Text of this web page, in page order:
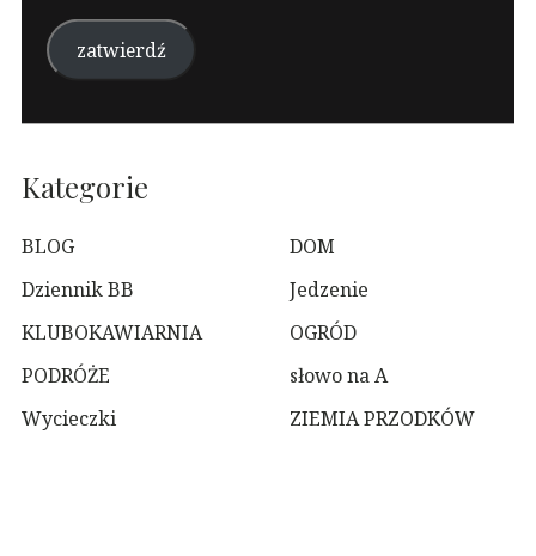
zatwierdź
Kategorie
BLOG
DOM
Dziennik BB
Jedzenie
KLUBOKAWIARNIA
OGRÓD
PODRÓŻE
słowo na A
Wycieczki
ZIEMIA PRZODKÓW